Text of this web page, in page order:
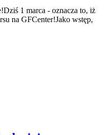
1 marca - oznacza to, iż
na GFCenter!Jako wstęp,